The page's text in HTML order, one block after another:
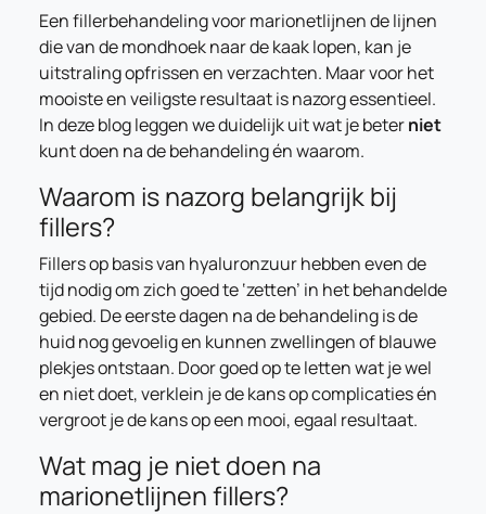
Een fillerbehandeling voor marionetlijnen de lijnen
die van de mondhoek naar de kaak lopen, kan je
uitstraling opfrissen en verzachten. Maar voor het
mooiste en veiligste resultaat is nazorg essentieel.
In deze blog leggen we duidelijk uit wat je beterniet
kunt doen na de behandeling én waarom.
Waarom is nazorg belangrijk bij
fillers?
Fillers op basis van hyaluronzuur hebben even de
tijd nodig om zich goed te ‘zetten’ in het behandelde
gebied. De eerste dagen na de behandeling is de
huid nog gevoelig en kunnen zwellingen of blauwe
plekjes ontstaan. Door goed op te letten wat je wel
en niet doet, verklein je de kans op complicaties én
vergroot je de kans op een mooi, egaal resultaat.
Wat mag je niet doen na
marionetlijnen fillers?